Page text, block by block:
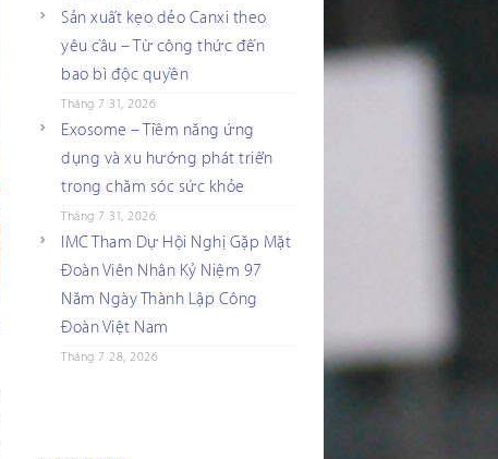
Sản xuất kẹo dẻo Canxi theo
yêu cầu – Từ công thức đến
bao bì độc quyền
Tháng 7 31, 2026
Exosome – Tiềm năng ứng
dụng và xu hướng phát triển
trong chăm sóc sức khỏe
Tháng 7 31, 2026
IMC Tham Dự Hội Nghị Gặp Mặt
Đoàn Viên Nhân Kỷ Niệm 97
Năm Ngày Thành Lập Công
Đoàn Việt Nam
Tháng 7 28, 2026